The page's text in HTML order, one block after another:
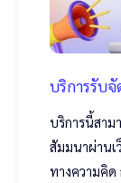
บริการรับ
บริการนี้สาม
สัมมนาผ่านเ
ทางความคิด